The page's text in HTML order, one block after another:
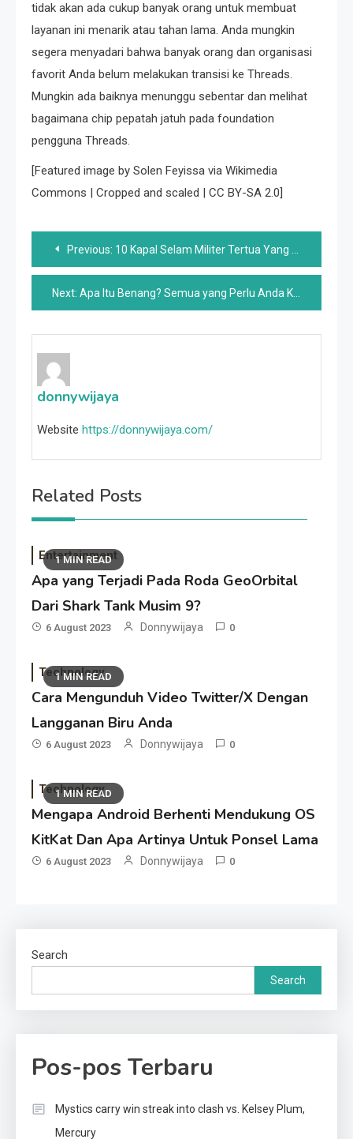
tidak akan ada cukup banyak orang untuk membuat
layanan ini menarik atau tahan lama. Anda mungkin
segera menyadari bahwa banyak orang dan organisasi
favorit Anda belum melakukan transisi ke Threads.
Mungkin ada baiknya menunggu sebentar dan melihat
bagaimana chip pepatah jatuh pada foundation
pengguna Threads.
[Featured image by Solen Feyissa via Wikimedia
Commons | Cropped and scaled | CC BY-SA 2.0]
Post
navigation
Previous: 10 Kapal Selam Militer Tertua Yang Masih Beroperasi Saat Ini
Next: Apa Itu Benang? Semua yang Perlu Anda Ketahui Tentang Alternatif Twitter Baru Meta
donnywijaya
Website https://donnywijaya.com/
Related Posts
1 MIN READ
Entertainment
Apa yang Terjadi Pada Roda GeoOrbital
Dari Shark Tank Musim 9?
6 August 2023 Donnywijaya 0
1 MIN READ
Technology
Cara Mengunduh Video Twitter/X Dengan
Langganan Biru Anda
6 August 2023 Donnywijaya 0
1 MIN READ
Technology
Mengapa Android Berhenti Mendukung OS
KitKat Dan Apa Artinya Untuk Ponsel Lama
6 August 2023 Donnywijaya 0
Search
Search
Pos-pos Terbaru
Mystics carry win streak into clash vs. Kelsey Plum,
Mercury